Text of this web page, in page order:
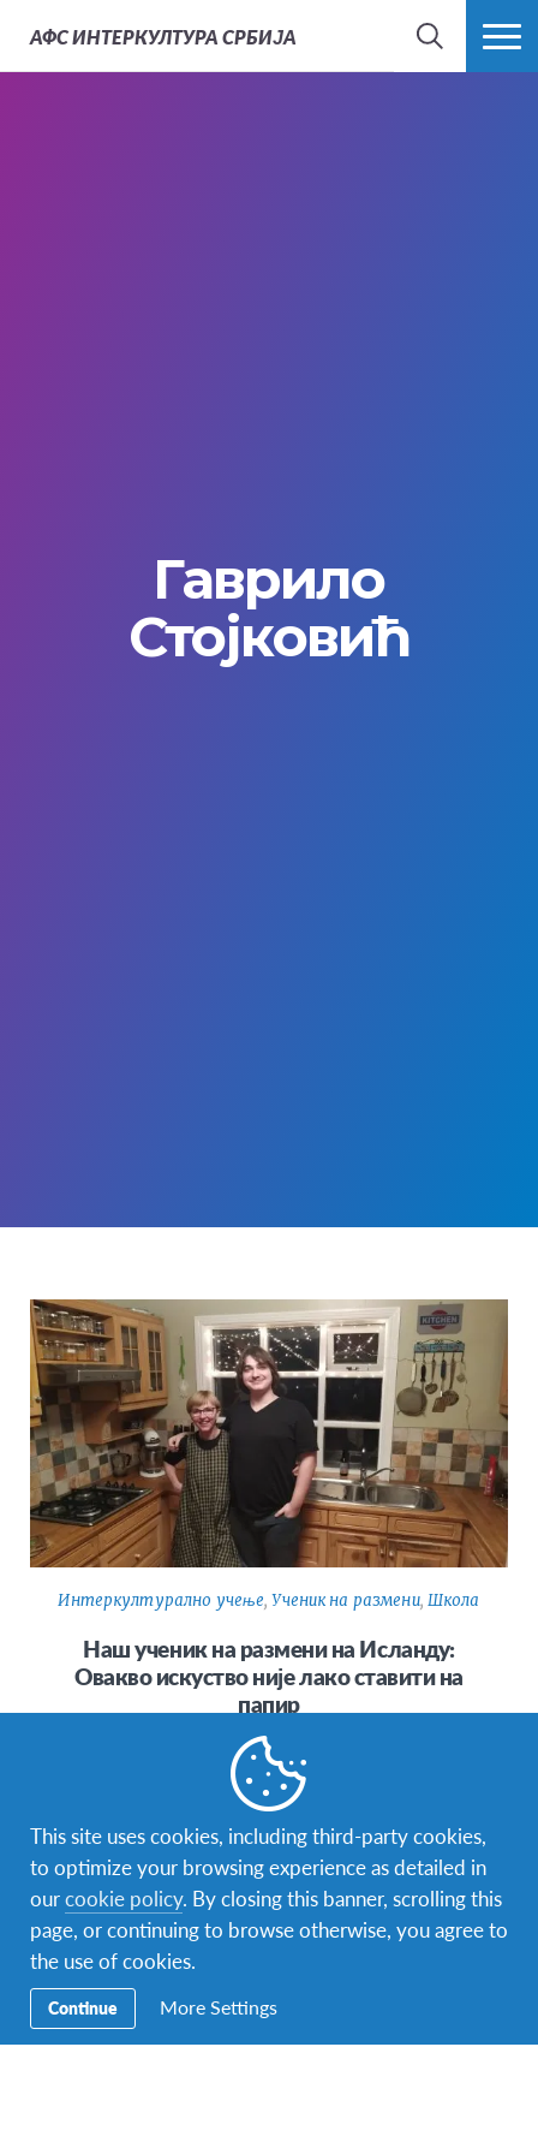
АФСИНТЕРКУЛТУРА СРБИЈА
ТРАЖИ ВИШЕ
Гаврило
Стојковић
Интеркултурално учење,Ученик на размени, Школа
Наш ученик на размени на Исланду:
Овакво искуство није лако ставити на
папир
Зовем се Гаврило Стојковић, имам 18 година и долазим
из Београда где похађам Филолошку гимназију. Моји
интереси су разни, и…
This site uses cookies, including third-party cookies,
to optimize your browsing experience as detailed in
ourcookie policy. By closing this banner, scrolling this
page, or continuing to browse otherwise, you agree to
the use of cookies.
Continue More Settings